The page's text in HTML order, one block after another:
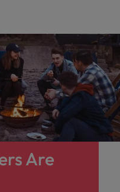
Are